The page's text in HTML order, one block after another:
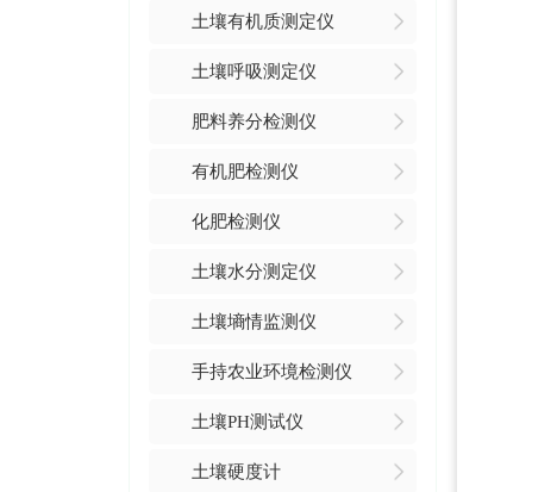
土壤有机质测定仪
土壤呼吸测定仪
肥料养分检测仪
有机肥检测仪
化肥检测仪
土壤水分测定仪
土壤墒情监测仪
手持农业环境检测仪
土壤PH测试仪
土壤硬度计